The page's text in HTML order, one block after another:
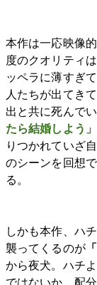
本作は一応映像
度のクオリティ
ッペラに薄すぎ
人たちが出てき
出と共に死んで
たら結婚しよう」
りつかれていざ
のシーンを回想
る。
しかも本作、ハ
襲ってくるのが
から夜犬。ハチ